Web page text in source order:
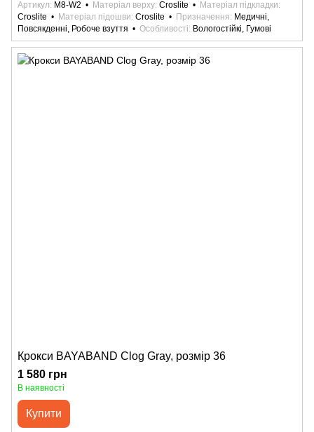
Артикул M8-W2 Матеріал верху Croslite
Матеріал підкладки
Croslite
Матеріал підошви Croslite Призначення
Медичні,
Повсякденні, Робоче взуття
Особливості Вологостійкі, Гумові
Крокси BAYABAND Clog Gray, розмір 36
1 580 грн
В наявності
Купити